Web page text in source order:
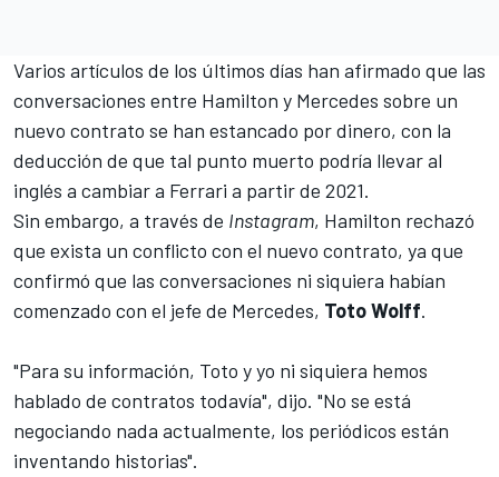
Varios artículos de los últimos días han afirmado que las
conversaciones entre Hamilton y Mercedes sobre un
nuevo contrato se han estancado por dinero, con la
deducción de que tal punto muerto podría llevar al
inglés a cambiar a Ferrari a partir de 2021.
Sin embargo, a través de Instagram, Hamilton rechazó
que exista un conflicto con el nuevo contrato, ya que
confirmó que las conversaciones ni siquiera habían
comenzado con el jefe de Mercedes, Toto Wolff.
"Para su información, Toto y yo ni siquiera hemos
hablado de contratos todavía", dijo. "No se está
negociando nada actualmente, los periódicos están
inventando historias".